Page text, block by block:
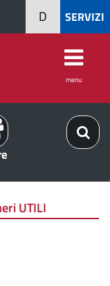
SERVIZI
D
menu
UTILI